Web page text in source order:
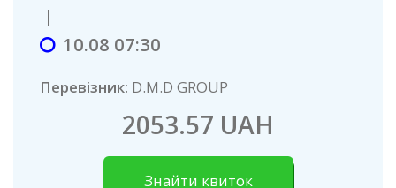
|
10.08 07:30
Перевізник: D.M.D GROUP
Знайти квиток
2053.57 UAH